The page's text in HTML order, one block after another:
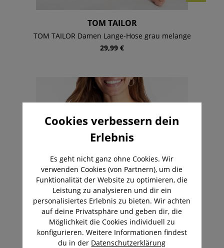
TOM TAILOR
TOM TAILOR Damen Lange-Hose grau melange
29,99 €
Cookies verbessern dein
Erlebnis
Es geht nicht ganz ohne Cookies. Wir
verwenden Cookies (von Partnern), um die
Funktionalität der Website zu optimieren, die
Leistung zu analysieren und dir ein
personalisiertes Erlebnis zu bieten. Wir achten
auf deine Privatsphäre und geben dir, die
Möglichkeit die Cookies individuell zu
konfigurieren. Weitere Informationen findest
du in der Datenschutzerklärung